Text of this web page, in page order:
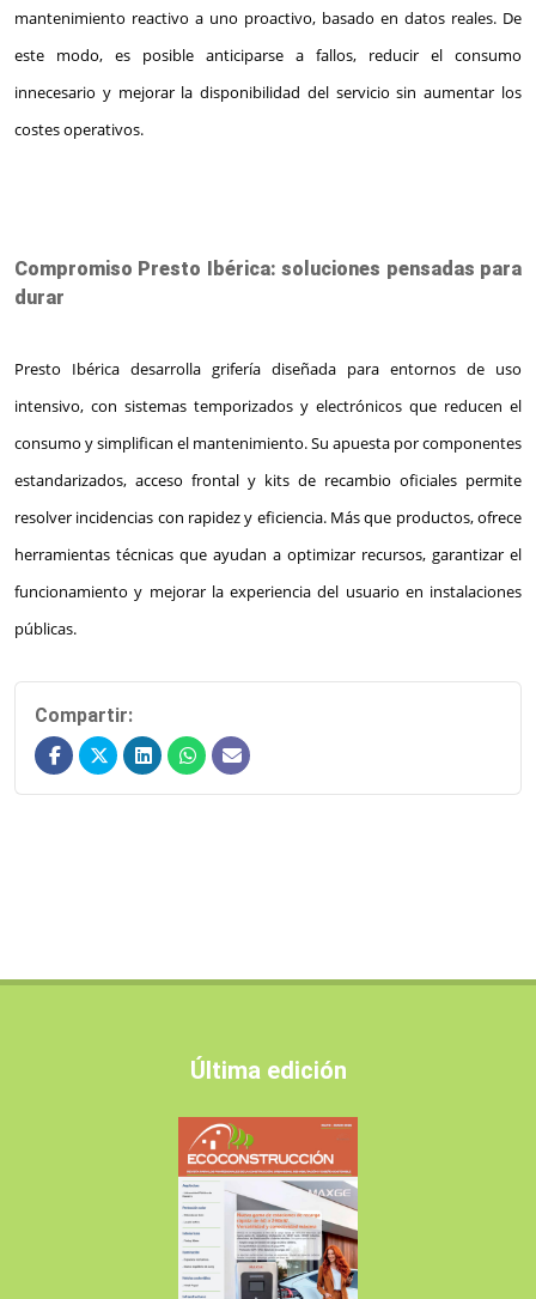
mantenimiento reactivo a uno proactivo, basado en datos reales. De
este modo, es posible anticiparse a fallos, reducir el consumo
innecesario y mejorar la disponibilidad del servicio sin aumentar los
costes operativos.
Compromiso Presto Ibérica: soluciones pensadas para
durar
Presto Ibérica desarrolla grifería diseñada para entornos de uso
intensivo, con sistemas temporizados y electrónicos que reducen el
consumo y simplifican el mantenimiento. Su apuesta por componentes
estandarizados, acceso frontal y kits de recambio oficiales permite
resolver incidencias con rapidez y eficiencia. Más que productos, ofrece
herramientas técnicas que ayudan a optimizar recursos, garantizar el
funcionamiento y mejorar la experiencia del usuario en instalaciones
públicas.
Compartir:
Última edición